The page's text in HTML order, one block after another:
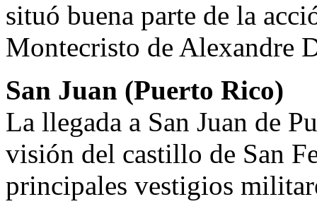
situó buena parte de la
Montecristo de Alexandre
San Juan (Puerto Rico)
La llegada a San Juan de
visión del castillo de San
principales vestigios